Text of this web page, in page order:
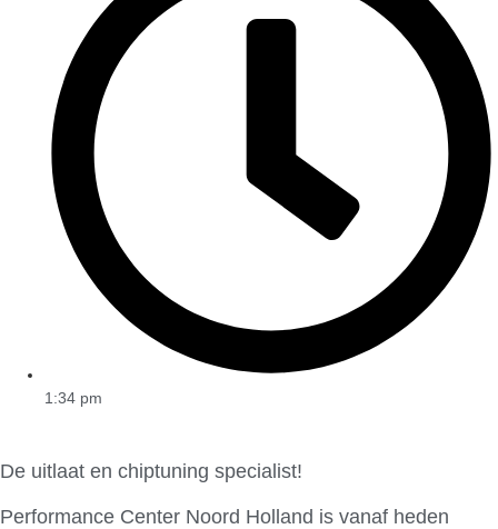
1:34 pm
De uitlaat en chiptuning specialist!
Performance Center Noord Holland is vanaf heden